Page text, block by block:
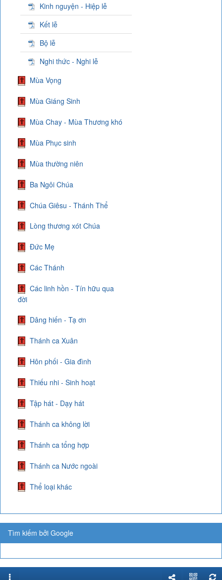
Kinh nguyện - Hiệp lễ
Kết lễ
Bộ lễ
Nghi thức - Nghi lễ
Mùa Vọng
Mùa Giáng Sinh
Mùa Chay - Mùa Thương khó
Mùa Phục sinh
Mùa thường niên
Ba Ngôi Chúa
Chúa Giêsu - Thánh Thể
Lòng thương xót Chúa
Đức Mẹ
Các Thánh
Các linh hồn - Tín hữu qua
đời
Dâng hiến - Tạ ơn
Thánh ca Xuân
Hôn phối - Gia đình
Thiếu nhi - Sinh hoạt
Tập hát - Dạy hát
Thánh ca không lời
Thánh ca tổng hợp
Thánh ca Nước ngoài
Thể loại khác
Tìm kiếm bởi Google